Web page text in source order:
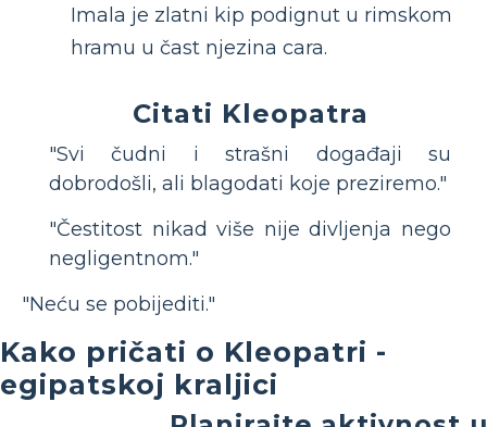
Imala je zlatni kip podignut u rimskom
hramu u čast njezina cara.
Citati Kleopatra
"Svi čudni i strašni događaji su
dobrodošli, ali blagodati koje preziremo."
"Čestitost nikad više nije divljenja nego
negligentnom."
"Neću se pobijediti."
Kako pričati o Kleopatri -
egipatskoj kraljici